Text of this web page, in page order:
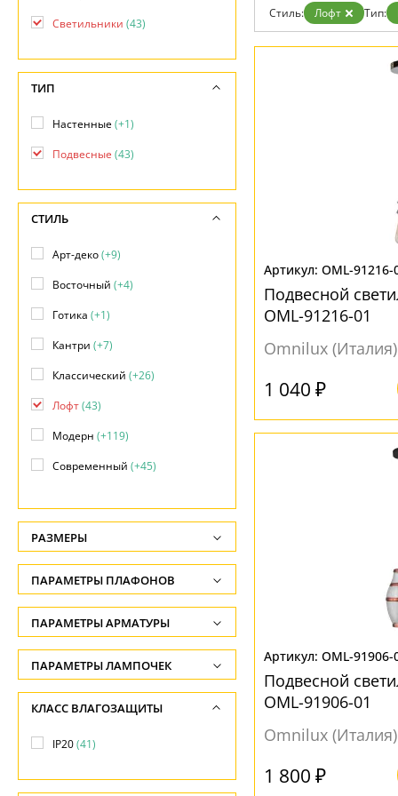
Дизайнерам
Бренды
Стиль: Лофт Тип:
OML-91216-
Подвесной
OML-91216-01
Omnilux (Италия)
1 040 ₽
OML-91906-
Подвесной
OML-91906-01
Omnilux (Италия)
1 800 ₽
Светильники (43)
ТИП
Настенные(+1)
Подвесные (43)
СТИЛЬ
Арт-деко(+9)
Восточный (+4)
Готика (+1)
Кантри (+7)
Классический (+26)
Лофт(43)
Модерн (+119)
Современный (+45)
Хай-тек(+18)
Этнический(+2)
РАЗМЕРЫ
Высота, см
-
Глубина, см
-
Ширина, см
-
Диаметр, см
ПАРАМЕТРЫ ПЛАФОНОВ
ФОРМА ПЛАФОНА
Без плафона(8)
Декоративный(15)
Конусный(5)
Многогранник
ПАРАМЕТРЫ АРМАТУРЫ
ЦВЕТ АРМАТУРЫ
Бежевый(3)
ПАРАМЕТРЫ ЛАМПОЧЕК
Количество ламп
-
Общая мощность ламп
-
КЛАСС ВЛАГОЗАЩИТЫ
IP20(41)